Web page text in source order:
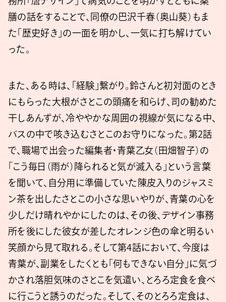
膳の話をすることで、同僚の巴沢千春（奥山葵）もま
た「歴史好き」の一面を明かし、一気に打ち解けてい
った。
また、ある時は、「経験」繋がり。鈴さんと初対面のとき
にもらった大根がさとこの頭痛を和らげ、司の勧めた
干しあんずが、冷ややかな周囲の視線が気になる中、
バスの中で咳き込むさとこのお守りになった。第2話
で、職場で出会った編集者・青葉乙女（田畑智子）の
「こう毎日（雨が）降られると気が滅入る」という言葉
を聞いて、自分用に準備していた陳皮入りのジャスミ
ン茶を出したさとこの小さな思いやりが、青葉の心を
少しだけ晴れやかにしたのは、その後、デザイン事務
所を後にした彼女が差したオレンジ色の傘と明るい
笑顔から見て取れる。そして第4話において、今度は
青葉が、副業をしたくとも「何もできない自分」に気づ
かされ落胆気味のさとこを気遣い、とろろ定食を食べ
に行こうと誘うのだった。そして、そのとろろ定食は、